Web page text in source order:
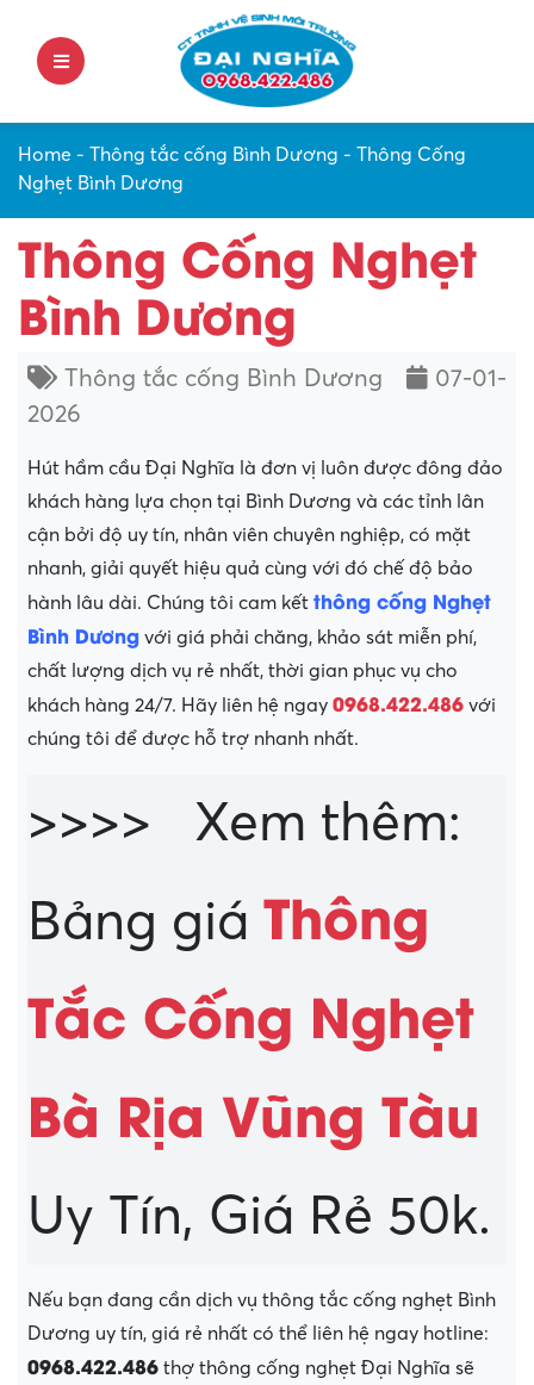
Home - Thông tắc cống Bình Dương - Thông Cống
Nghẹt Bình Dương
Thông Cống Nghẹt
Bình Dương
Thông tắc cống Bình Dương
07-01-
2026
Hút hầm cầu Đại Nghĩa là đơn vị luôn được đông đảo
khách hàng lựa chọn tại Bình Dương và các tỉnh lân
cận bởi độ uy tín, nhân viên chuyên nghiệp, có mặt
nhanh, giải quyết hiệu quả cùng với đó chế độ bảo
hành lâu dài. Chúng tôi cam kết thông cống Nghẹt
Bình Dương với giá phải chăng, khảo sát miễn phí,
chất lượng dịch vụ rẻ nhất, thời gian phục vụ cho
khách hàng 24/7. Hãy liên hệ ngay 0968.422.486 với
chúng tôi để được hỗ trợ nhanh nhất.
>>>> Xem thêm:
Bảng giá Thông
Tắc Cống Nghẹt
Bà Rịa Vũng Tàu
Uy Tín, Giá Rẻ 50k.
Nếu bạn đang cần dịch vụ thông tắc cống nghẹt Bình
Dương uy tín, giá rẻ nhất có thể liên hệ ngay hotline:
0968.422.486 thợ thông cống nghẹt Đại Nghĩa sẽ